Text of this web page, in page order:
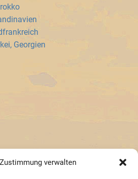
verwalten
Georgien